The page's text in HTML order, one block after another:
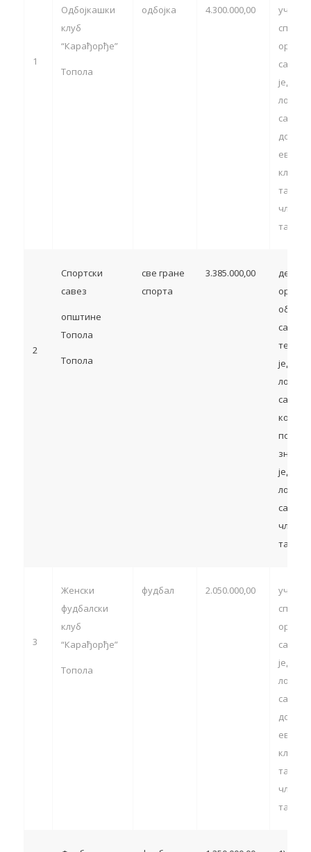
1
Одбојкашки
клуб
“Карађорђе”
Топола
одбојка 4.300.000,00
са
члан
тачка
2
Спортски
савез
општине
Топола
Топола
све гране
спорта
3.385.000,00
са
које су
члан
тачка
3
Женски
фудбалски
клуб
“Карађорђе”
Топола
фудбал 2.050.000,00
са
члан
тачка